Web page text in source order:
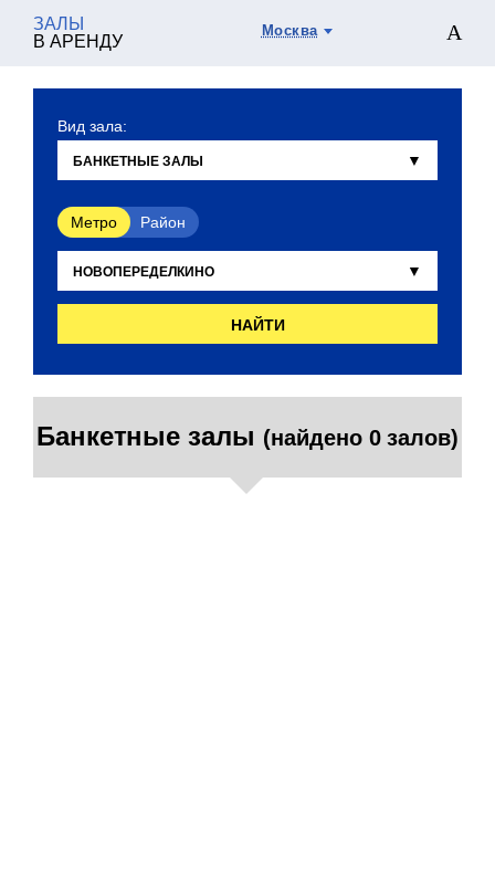
ЗАЛЫ
В АРЕНДУ
Москва
Вид зала:
Метро Район
НАЙТИ
Банкетные залы (найдено 0 залов)